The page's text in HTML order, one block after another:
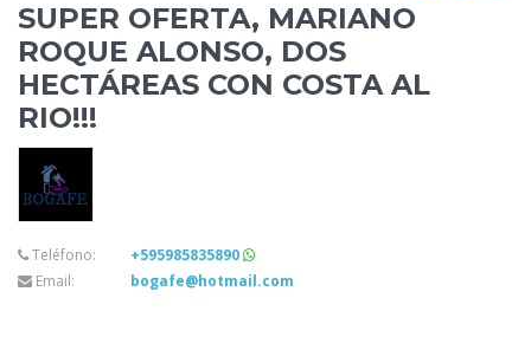
SUPER OFERTA, MARIANO
ROQUE ALONSO, DOS
HECTÁREAS CON COSTA AL
RIO!!!
Teléfono:
+595985835890
Email:
bogafe@hotmail.com